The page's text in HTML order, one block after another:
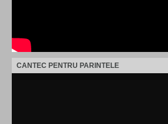
CANTEC PENTRU PARINTELE